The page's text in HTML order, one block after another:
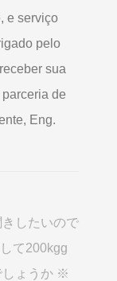
e serviço
pelo
sua
de
Eng.
したいので
て200kgg
しょうか ※